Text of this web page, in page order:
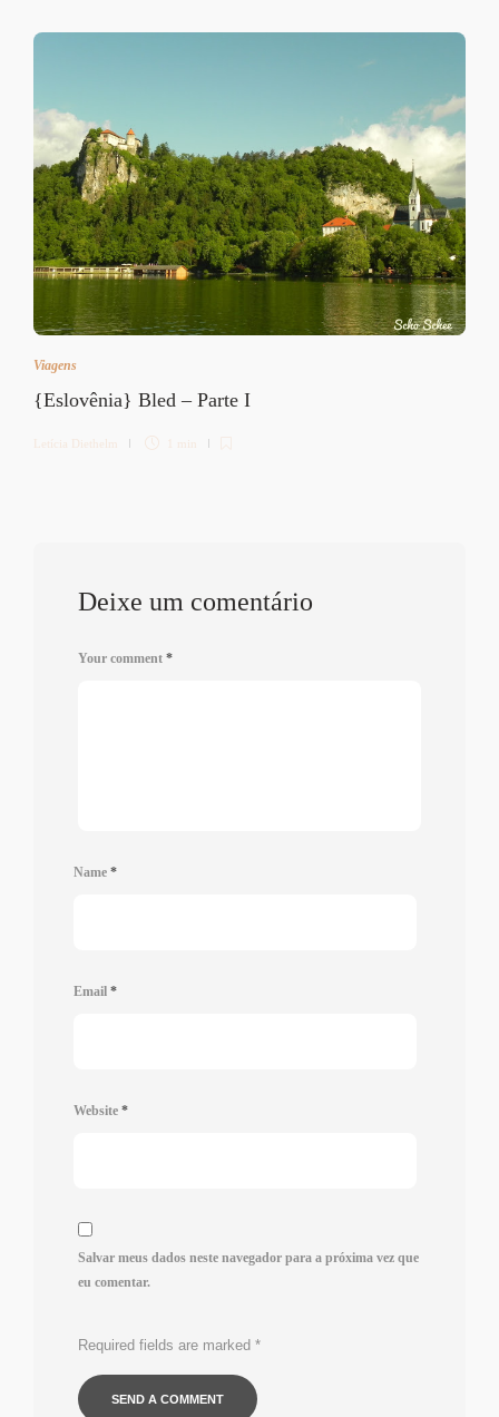
Viagens
{Eslovênia} Bled – Parte I
Letícia Diethelm 1 min
Deixe um comentário
Your comment *
Name *
Email *
Website *
Salvar meus dados neste navegador para a próxima vez que
eu comentar.
Required fields are marked *